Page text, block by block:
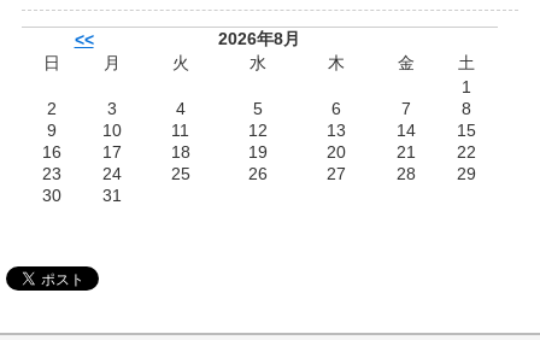
<<
2026年8月
日
月 火 水 木 金
土
1
2
3 4 5 6 7
8
9
10 11 12 13 14
15
16
17 18 19 20 21
22
23
24 25 26 27 28
29
30
31